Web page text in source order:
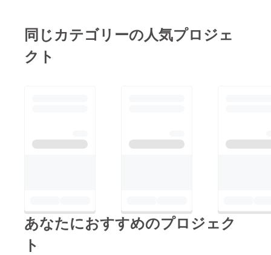
心震えるようなものを
の挑戦への想いをこち
らで共有したいと思い
いう自由な世界に出会
徐々に形になってきて
いるのを感じる。やり
な目線の方が好きなん
ですけど。余談はこの
て、「NFC KUMAE」
てください。
同じカテゴリーの人気プロジェ
クト
あなたにおすすめのプロジェク
ト